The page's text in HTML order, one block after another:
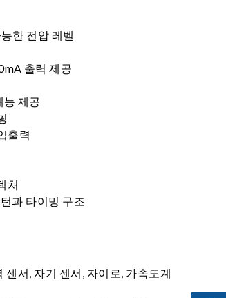
한 전압 레벨
출력 제공
능 제공
출력
처
과 타이밍 구조
서, 자기 센서, 자이로, 가속도계